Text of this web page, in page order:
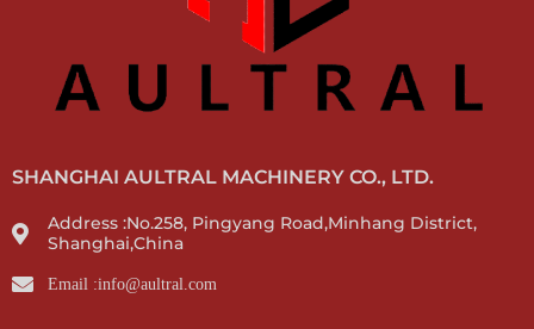
SHANGHAI AULTRAL MACHINERY CO., LTD.
Address :No.258, Pingyang Road,Minhang District,
Shanghai,China
Email :info@aultral.com